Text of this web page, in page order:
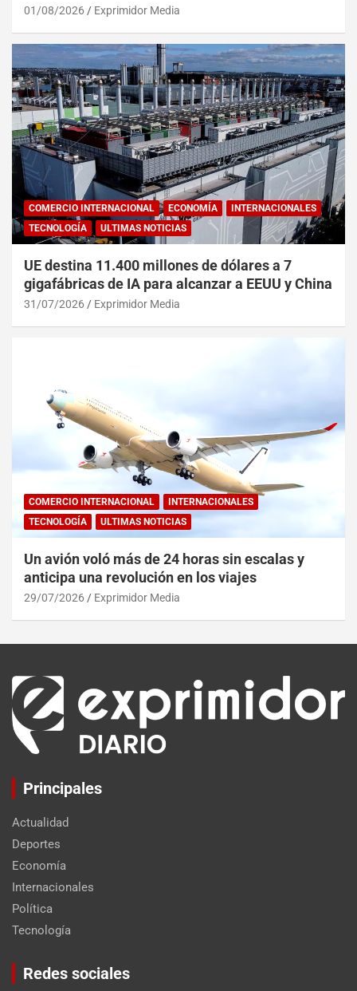
01/08/2026 Exprimidor Media
COMERCIO INTERNACIONAL ECONOMÍA
INTERNACIONALES
TECNOLOGÍA
ULTIMAS NOTICIAS
UE destina 11.400 millones de dólares a 7
gigafábricas de IA para alcanzar a EEUU y China
31/07/2026 Exprimidor Media
COMERCIO INTERNACIONAL
INTERNACIONALES
TECNOLOGÍA
ULTIMAS NOTICIAS
Un avión voló más de 24 horas sin escalas y
anticipa una revolución en los viajes
29/07/2026 Exprimidor Media
Principales
Actualidad
Deportes
Economía
Internacionales
Política
Tecnología
Redes sociales